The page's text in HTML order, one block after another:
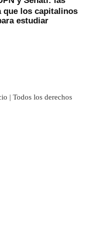
que los capitalinos
estudiar
| Todos los derechos